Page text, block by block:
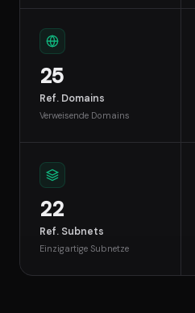
25
Ref. Domains
Verweisende Domains
22
Ref. Subnets
Einzigartige Subnetze